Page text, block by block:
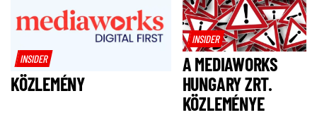
INSIDER
KÖZLEMÉNY
INSIDER
A MEDIAWORKS
HUNGARY ZRT.
KÖZLEMÉNYE